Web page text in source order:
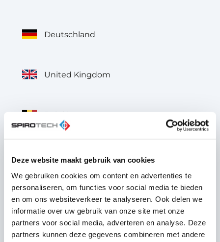
Deze website maakt gebruik van cookies
We gebruiken cookies om content en advertenties te
personaliseren, om functies voor social media te bieden
en om ons websiteverkeer te analyseren. Ook delen we
informatie over uw gebruik van onze site met onze
partners voor social media, adverteren en analyse. Deze
partners kunnen deze gegevens combineren met andere
Deutschland
United Kingdom
België
Belgique
France
Italia